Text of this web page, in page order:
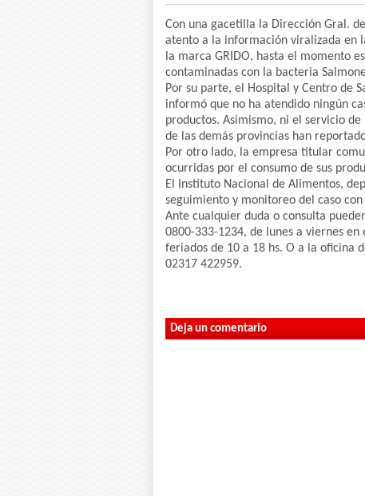
Con una gacetilla la Dirección Gral.
atento a la información viralizada en
la marca GRIDO, hasta el momento
contaminadas con la bacteria
Por su parte, el Hospital y Centro de
informó que no ha atendido ningún
productos. Asimismo, ni el servicio
de las demás provincias han
Por otro lado, la empresa titular
ocurridas por el consumo de sus
El Instituto Nacional de Alimentos,
seguimiento y monitoreo del caso
Ante cualquier duda o consulta
0800-333-1234, de lunes a viernes
feriados de 10 a 18 hs. O a la oficina
02317 422959.
Deja un comentario